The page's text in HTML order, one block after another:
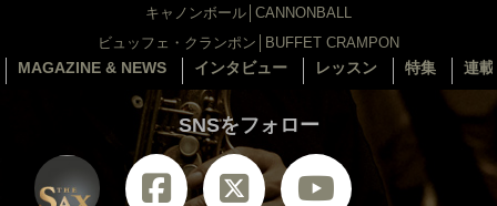
キャノンボール│CANNONBALL
ビュッフェ・クランポン│BUFFET CRAMPON
MAGAZINE & NEWS インタビュー レッスン 特集 連
SNSをフォロー